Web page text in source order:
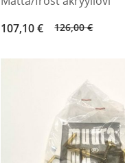
126,00€
Original
was:
107,10€
Current
is: